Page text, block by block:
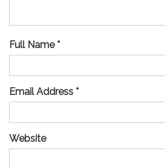
Full Name *
Email Address *
Website